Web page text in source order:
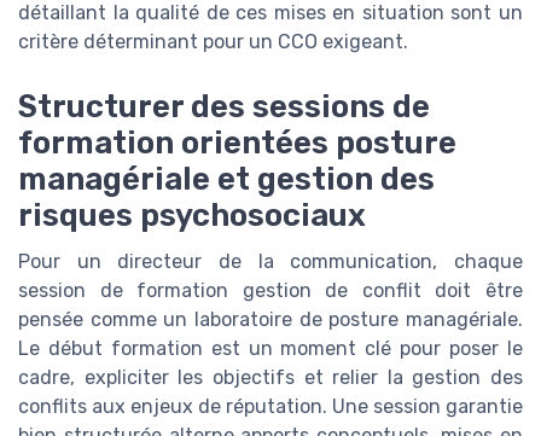
détaillant la qualité de ces mises en situation sont un
critère déterminant pour un CCO exigeant.
Structurer des sessions de
formation orientées posture
managériale et gestion des
risques psychosociaux
Pour un directeur de la communication, chaque
session de formation gestion de conflit doit être
pensée comme un laboratoire de posture managériale.
Le début formation est un moment clé pour poser le
cadre, expliciter les objectifs et relier la gestion des
conflits aux enjeux de réputation. Une session garantie